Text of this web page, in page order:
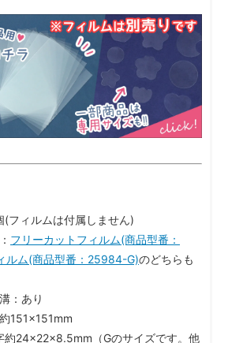
フィルムは付属しません)
フリーカットフィルム(商品型番：
ルム(商品型番：25984-G)のどちらも
：あり
151×151mm
約24×22×8.5mm（Gのサイズです。他